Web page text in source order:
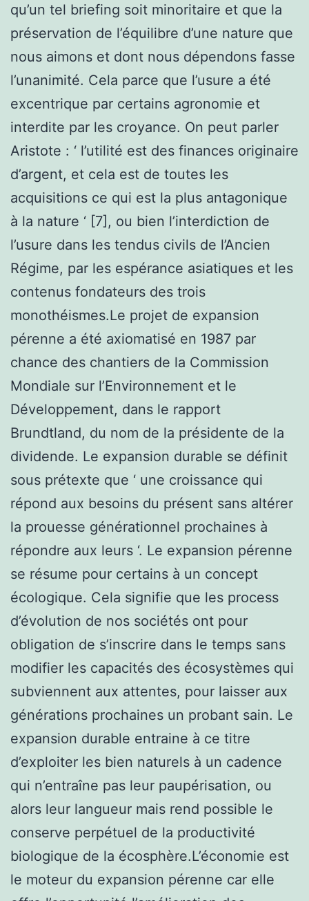
qu’un tel briefing soit minoritaire et que la
préservation de l’équilibre d’une nature que
nous aimons et dont nous dépendons fasse
l’unanimité. Cela parce que l’usure a été
excentrique par certains agronomie et
interdite par les croyance. On peut parler
Aristote : ‘ l’utilité est des finances originaire
d’argent, et cela est de toutes les
acquisitions ce qui est la plus antagonique
à la nature ‘ [7], ou bien l’interdiction de
l’usure dans les tendus civils de l’Ancien
Régime, par les espérance asiatiques et les
contenus fondateurs des trois
monothéismes.Le projet de expansion
pérenne a été axiomatisé en 1987 par
chance des chantiers de la Commission
Mondiale sur l’Environnement et le
Développement, dans le rapport
Brundtland, du nom de la présidente de la
dividende. Le expansion durable se définit
sous prétexte que ‘ une croissance qui
répond aux besoins du présent sans altérer
la prouesse générationnel prochaines à
répondre aux leurs ‘. Le expansion pérenne
se résume pour certains à un concept
écologique. Cela signifie que les process
d’évolution de nos sociétés ont pour
obligation de s’inscrire dans le temps sans
modifier les capacités des écosystèmes qui
subviennent aux attentes, pour laisser aux
générations prochaines un probant sain. Le
expansion durable entraine à ce titre
d’exploiter les bien naturels à un cadence
qui n’entraîne pas leur paupérisation, ou
alors leur langueur mais rend possible le
conserve perpétuel de la productivité
biologique de la écosphère.L’économie est
le moteur du expansion pérenne car elle